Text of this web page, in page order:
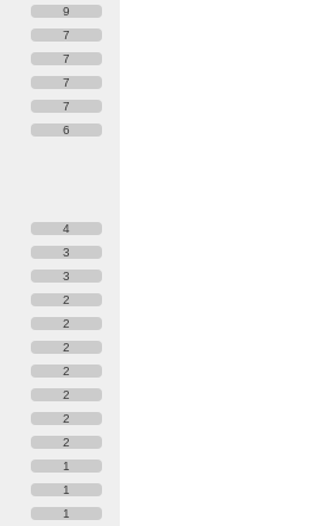
9
7
7
7
7
6
4
3
3
2
2
2
2
2
2
2
1
1
1